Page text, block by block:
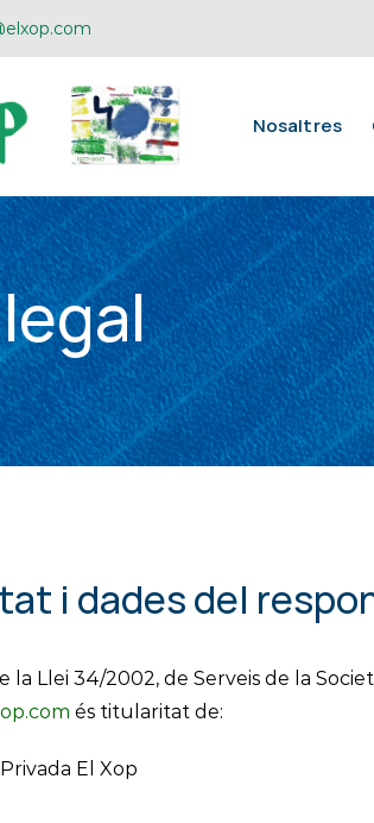
Nosaltres
i dades del
Llei 34/2002, de Serveis de la
és titularitat de:
El Xop